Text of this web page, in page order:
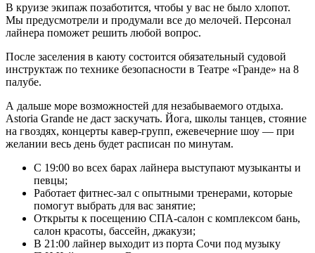
В круизе экипаж позаботится, чтобы у вас не было хлопот.
Мы предусмотрели и продумали все до мелочей. Персонал
лайнера поможет решить любой вопрос.
После заселения в каюту состоится обязательный судовой
инструктаж по технике безопасности в Театре «Гранде» на 8
палубе.
А дальше море возможностей для незабываемого отдыха.
Astoria Grande не даст заскучать. Йога, школы танцев, стояние
на гвоздях, концерты кавер-групп, ежевечерние шоу — при
желании весь день будет расписан по минутам.
С 19:00 во всех барах лайнера выступают музыканты и
певцы;
Работает фитнес-зал с опытными тренерами, которые
помогут выбрать для вас занятие;
Открыты к посещению СПА-салон с комплексом бань,
салон красоты, бассейн, джакузи;
В 21:00 лайнер выходит из порта Сочи под музыку